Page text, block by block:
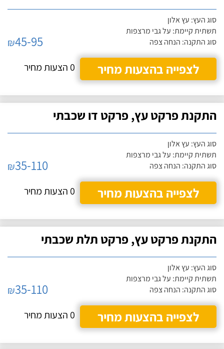
סוג העץ: עץ אלון
תשתית קיימת: על גבי מרצפות
סוג התקנה: הנחה צפה
₪45-95
לצפייה בהצעות מחיר
0 הצעות מחיר
התקנת פרקט עץ, פרקט דו שכבתי
סוג העץ: עץ אלון
תשתית קיימת: על גבי מרצפות
סוג התקנה: הנחה צפה
₪35-110
לצפייה בהצעות מחיר
0 הצעות מחיר
התקנת פרקט עץ, פרקט תלת שכבתי
סוג העץ: עץ אלון
תשתית קיימת: על גבי מרצפות
סוג התקנה: הנחה צפה
₪35-110
לצפייה בהצעות מחיר
0 הצעות מחיר